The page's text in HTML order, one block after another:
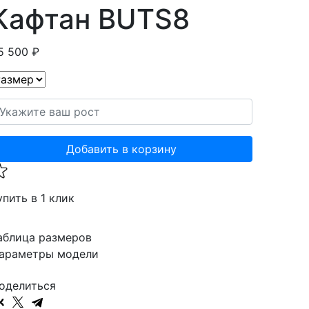
BUTS8
500 ₽
Добавить в корзину
в 1 клик
размеров
модели